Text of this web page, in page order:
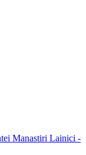
Manastiri Lainici -